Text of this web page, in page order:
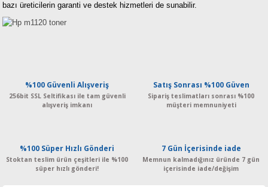
bazı üreticilerin garanti ve destek hizmetleri de sunabilir.
%100 Güvenli Alışveriş
256bit SSL Seltifikası ile tam güvenli
alışveriş imkanı
Satış Sonrası %100 Güven
Sipariş teslimatları sonrası %100
müşteri memnuniyeti
%100 Süper Hızlı Gönderi
Stoktan teslim ürün çeşitleri ile %100
süper hızlı gönderi!
7 Gün İçerisinde iade
Memnun kalmadığınız üründe 7 gün
içerisinde iade/değişim